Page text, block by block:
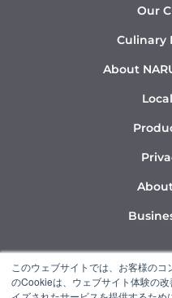
このウェブサイトでは、お客様の
のCookieは、ウェブサイト体験の
Our
Culinary
About
Y
o